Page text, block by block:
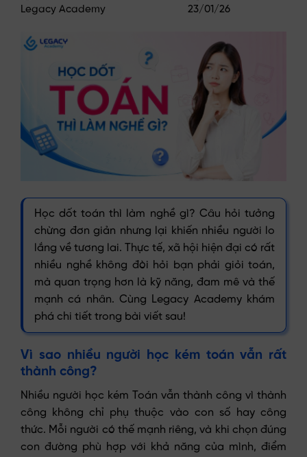
Legacy Academy
23/01/26
Học dốt toán thì làm nghề gì? Câu hỏi tưởng
chừng đơn giản nhưng lại khiến nhiều người lo
lắng về tương lai. Thực tế, xã hội hiện đại có rất
nhiều nghề không đòi hỏi bạn phải giỏi toán,
mà quan trọng hơn là kỹ năng, đam mê và thế
mạnh cá nhân. Cùng Legacy Academy khám
phá chi tiết trong bài viết sau!
Vì sao nhiều người học kém toán vẫn rất
thành công?
Nhiều người học kém Toán vẫn thành công vì thành
công không chỉ phụ thuộc vào con số hay công
thức. Mỗi người có thế mạnh riêng, và khi chọn đúng
con đường phù hợp với khả năng của mình, điểm